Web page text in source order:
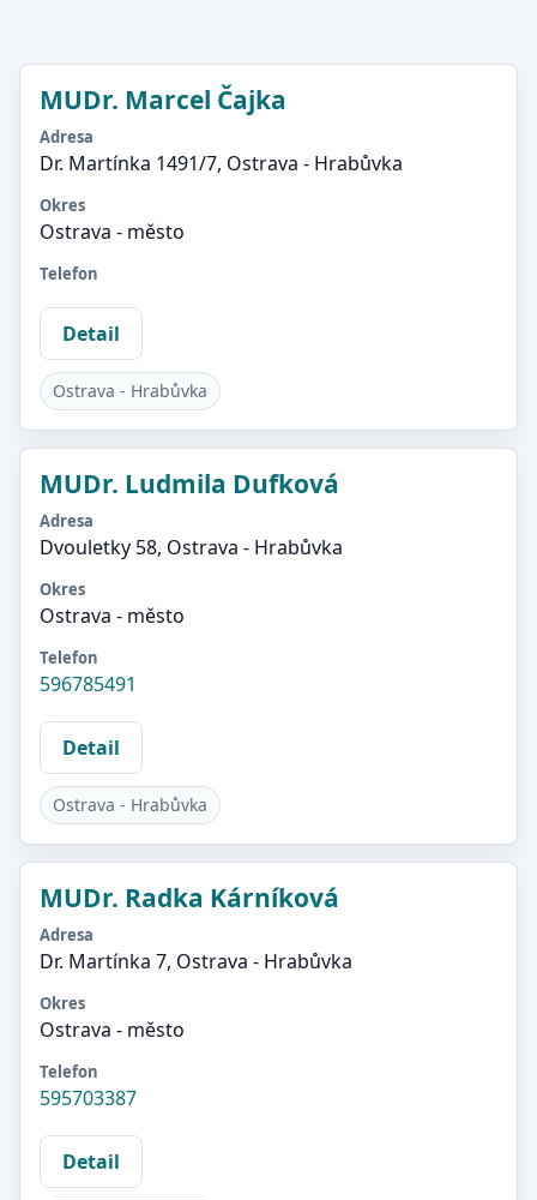
MUDr. Marcel Čajka
Adresa
Dr. Martínka 1491/7, Ostrava - Hrabůvka
Okres
Ostrava - město
Telefon
Detail
Ostrava - Hrabůvka
MUDr. Ludmila Dufková
Adresa
Dvouletky 58, Ostrava - Hrabůvka
Okres
Ostrava - město
Telefon
596785491
Detail
Ostrava - Hrabůvka
MUDr. Radka Kárníková
Adresa
Dr. Martínka 7, Ostrava - Hrabůvka
Okres
Ostrava - město
Telefon
595703387
Detail